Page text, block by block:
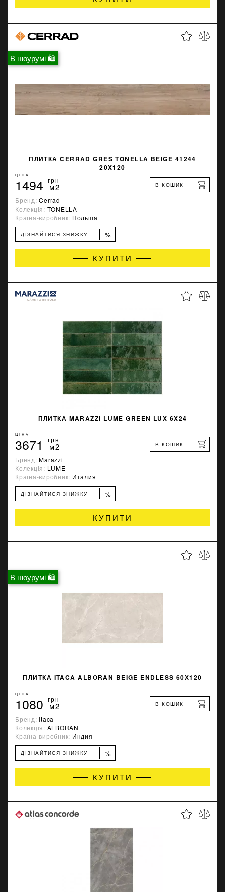
В шоурумі 🛍
ПЛИТКА CERRAD GRES TONELLA BEIGE 41244
20X120
ЦІНА
1494 грн
м2 В КОШИК
Бренд:Cerrad
Колекція: TONELLA
Країна-виробник: Польша
ДІЗНАЙТИСЯ ЗНИЖКУ %
КУПИТИ
ПЛИТКА MARAZZI LUME GREEN LUX 6X24
ЦІНА
3671 грн
м2 В КОШИК
Бренд:Marazzi
Колекція: LUME
Країна-виробник: Италия
ДІЗНАЙТИСЯ ЗНИЖКУ %
КУПИТИ
В шоурумі 🛍
ПЛИТКА ITACA ALBORAN BEIGE ENDLESS 60Х120
ЦІНА
1080 грн
м2 В КОШИК
Бренд: Itaca
Колекція: ALBORAN
Країна-виробник: Индия
ДІЗНАЙТИСЯ ЗНИЖКУ %
КУПИТИ